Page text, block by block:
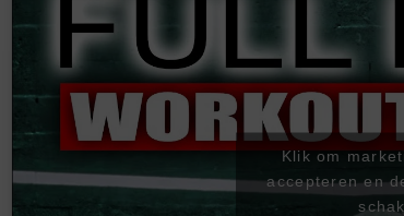
Klik om
accepteren en